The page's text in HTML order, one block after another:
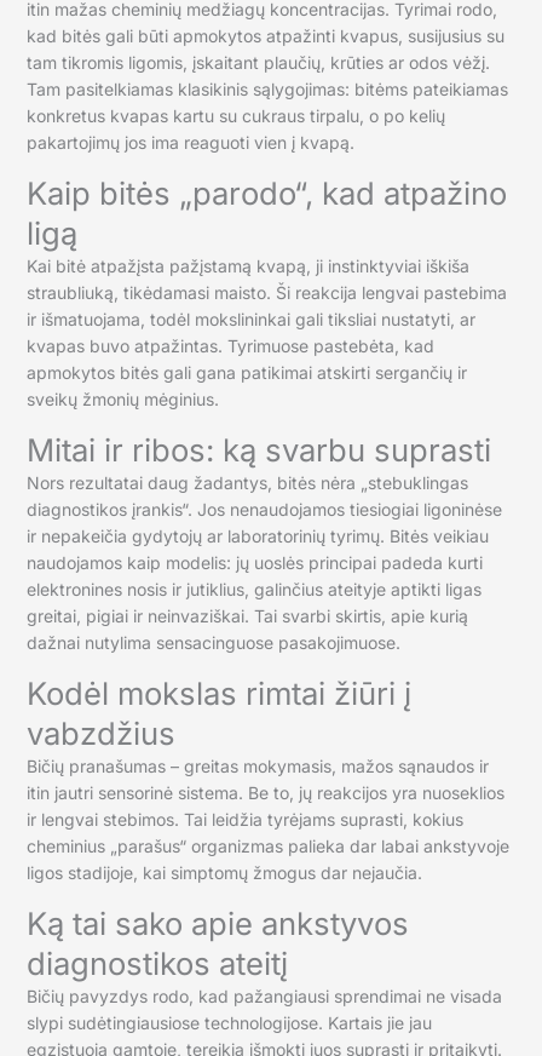
itin mažas cheminių medžiagų koncentracijas. Tyrimai rodo,
kad bitės gali būti apmokytos atpažinti kvapus, susijusius su
tam tikromis ligomis, įskaitant plaučių, krūties ar odos vėžį.
Tam pasitelkiamas klasikinis sąlygojimas: bitėms pateikiamas
konkretus kvapas kartu su cukraus tirpalu, o po kelių
pakartojimų jos ima reaguoti vien į kvapą.
Kaip bitės „parodo“, kad atpažino
ligą
Kai bitė atpažįsta pažįstamą kvapą, ji instinktyviai iškiša
straubliuką, tikėdamasi maisto. Ši reakcija lengvai pastebima
ir išmatuojama, todėl mokslininkai gali tiksliai nustatyti, ar
kvapas buvo atpažintas. Tyrimuose pastebėta, kad
apmokytos bitės gali gana patikimai atskirti sergančių ir
sveikų žmonių mėginius.
Mitai ir ribos: ką svarbu suprasti
Nors rezultatai daug žadantys, bitės nėra „stebuklingas
diagnostikos įrankis“. Jos nenaudojamos tiesiogiai ligoninėse
ir nepakeičia gydytojų ar laboratorinių tyrimų. Bitės veikiau
naudojamos kaip modelis: jų uoslės principai padeda kurti
elektronines nosis ir jutiklius, galinčius ateityje aptikti ligas
greitai, pigiai ir neinvaziškai. Tai svarbi skirtis, apie kurią
dažnai nutylima sensacinguose pasakojimuose.
Kodėl mokslas rimtai žiūri į
vabzdžius
Bičių pranašumas – greitas mokymasis, mažos sąnaudos ir
itin jautri sensorinė sistema. Be to, jų reakcijos yra nuoseklios
ir lengvai stebimos. Tai leidžia tyrėjams suprasti, kokius
cheminius „parašus“ organizmas palieka dar labai ankstyvoje
ligos stadijoje, kai simptomų žmogus dar nejaučia.
Ką tai sako apie ankstyvos
diagnostikos ateitį
Bičių pavyzdys rodo, kad pažangiausi sprendimai ne visada
slypi sudėtingiausiose technologijose. Kartais jie jau
egzistuoja gamtoje, tereikia išmokti juos suprasti ir pritaikyti.